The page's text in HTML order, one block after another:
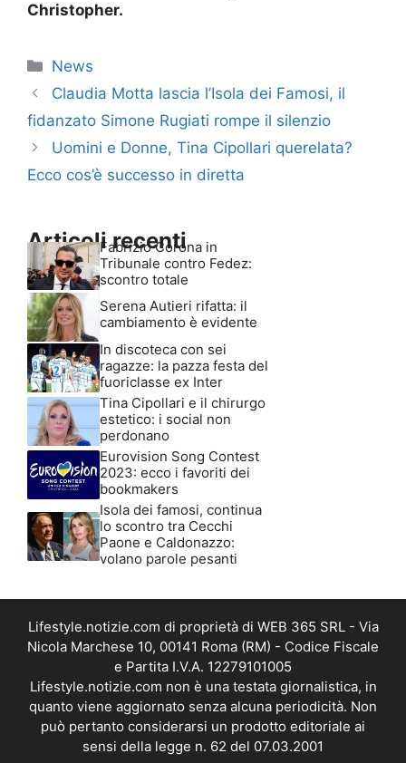
Christopher.
Categorie
News
Claudia Motta lascia l’Isola dei Famosi, il
fidanzato Simone Rugiati rompe il silenzio
Uomini e Donne, Tina Cipollari querelata?
Ecco cos’è successo in diretta
Articoli recenti
Fabrizio Corona in
Tribunale contro Fedez:
scontro totale
Serena Autieri rifatta: il
cambiamento è evidente
In discoteca con sei
ragazze: la pazza festa del
fuoriclasse ex Inter
Tina Cipollari e il chirurgo
estetico: i social non
perdonano
Eurovision Song Contest
2023: ecco i favoriti dei
bookmakers
Isola dei famosi, continua
lo scontro tra Cecchi
Paone e Caldonazzo:
volano parole pesanti
Lifestyle.notizie.com di proprietà di WEB 365 SRL - Via
Nicola Marchese 10, 00141 Roma (RM) - Codice Fiscale
e Partita I.V.A. 12279101005
Lifestyle.notizie.com non è una testata giornalistica, in
quanto viene aggiornato senza alcuna periodicità. Non
può pertanto considerarsi un prodotto editoriale ai
sensi della legge n. 62 del 07.03.2001